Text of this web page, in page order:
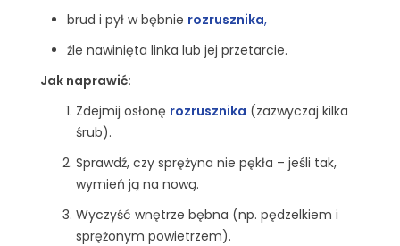
brud i pył w bębnie rozrusznika,
źle nawinięta linka lub jej przetarcie.
Jak naprawić:
Zdejmij osłonę rozrusznika (zazwyczaj kilka
śrub).
Sprawdź, czy sprężyna nie pękła – jeśli tak,
wymień ją na nową.
Wyczyść wnętrze bębna (np. pędzelkiem i
sprężonym powietrzem).